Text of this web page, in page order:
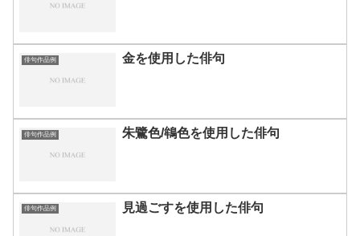
俳句作品例 金を使用した俳句
俳句作品例 朱鷺色/鴾色を使用した俳句
俳句作品例 見過ごすを使用した俳句